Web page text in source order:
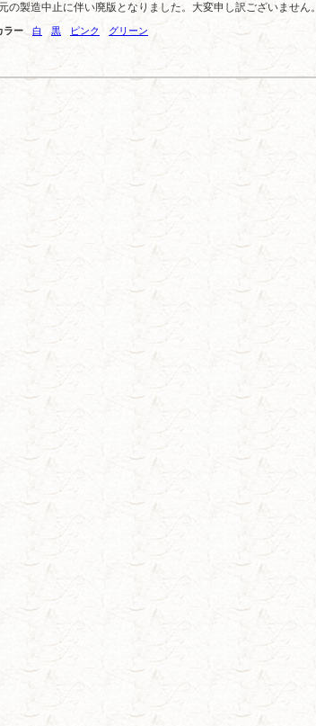
の製造中止に伴い廃版となりました。大変申し訳ございません。
ラー 白 黒 ピンク グリーン